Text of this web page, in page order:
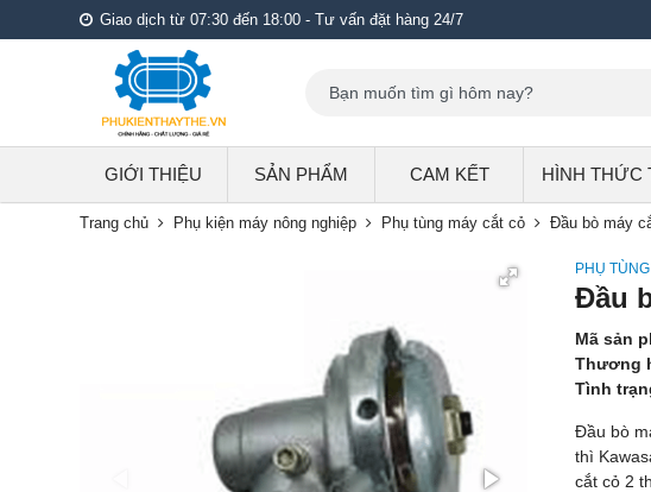
Giao dịch từ 07:30 đến 18:00 - Tư vấn đặt hàng 24/7
GIỚI THIỆU SẢN PHẨM CAM KẾT HÌNH THỨC
Trang chủ Phụ kiện máy nông nghiệp Phụ tùng máy cắt cỏ Đầu bò máy
PHỤ
Đầu
Mã sản
Thương
Tình
Đầu bò
thì
cắt cỏ 2